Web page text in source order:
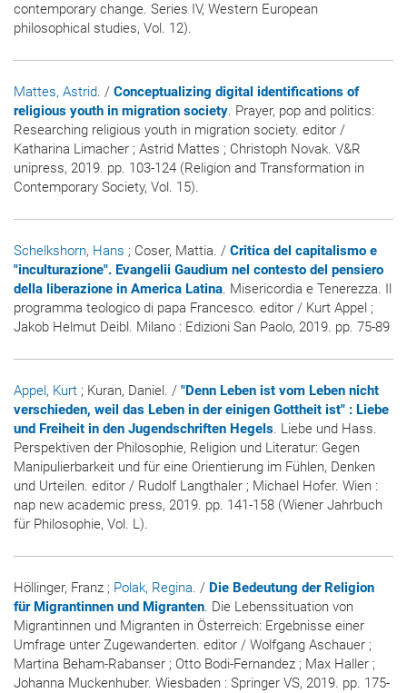
contemporary change. Series IV, Western European
philosophical studies, Vol. 12).
Mattes, Astrid. / Conceptualizing digital identifications of
religious youth in migration society. Prayer, pop and politics:
Researching religious youth in migration society. editor /
Katharina Limacher ; Astrid Mattes ; Christoph Novak. V&R
unipress, 2019. pp. 103-124 (Religion and Transformation in
Contemporary Society, Vol. 15).
Schelkshorn, Hans ; Coser, Mattia. / Critica del capitalismo e
"inculturazione". Evangelii Gaudium nel contesto del pensiero
della liberazione in America Latina. Misericordia e Tenerezza. Il
programma teologico di papa Francesco. editor / Kurt Appel ;
Jakob Helmut Deibl. Milano : Edizioni San Paolo, 2019. pp. 75-89
Appel, Kurt ; Kuran, Daniel. / "Denn Leben ist vom Leben nicht
verschieden, weil das Leben in der einigen Gottheit ist" : Liebe
und Freiheit in den Jugendschriften Hegels. Liebe und Hass.
Perspektiven der Philosophie, Religion und Literatur: Gegen
Manipulierbarkeit und für eine Orientierung im Fühlen, Denken
und Urteilen. editor / Rudolf Langthaler ; Michael Hofer. Wien :
nap new academic press, 2019. pp. 141-158 (Wiener Jahrbuch
für Philosophie, Vol. L).
Höllinger, Franz ; Polak, Regina. / Die Bedeutung der Religion
für Migrantinnen und Migranten. Die Lebenssituation von
Migrantinnen und Migranten in Österreich: Ergebnisse einer
Umfrage unter Zugewanderten. editor / Wolfgang Aschauer ;
Martina Beham-Rabanser ; Otto Bodi-Fernandez ; Max Haller ;
Johanna Muckenhuber. Wiesbaden : Springer VS, 2019. pp. 175-